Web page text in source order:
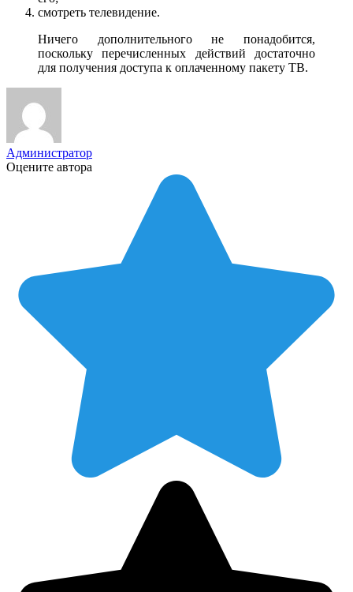
смотреть телевидение.
Ничего дополнительного не понадобится,
поскольку перечисленных действий достаточно
для получения доступа к оплаченному пакету ТВ.
Администратор
Оцените автора